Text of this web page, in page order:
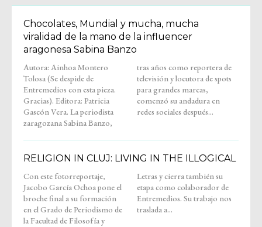
Chocolates, Mundial y mucha, mucha
viralidad de la mano de la influencer
aragonesa Sabina Banzo
Autora: Ainhoa Montero
Tolosa (Se despide de
Entremedios con esta pieza.
Gracias). Editora: Patricia
Gascón Vera. La periodista
zaragozana Sabina Banzo,
tras años como reportera de
televisión y locutora de spots
para grandes marcas,
comenzó su andadura en
redes sociales después...
RELIGION IN CLUJ: LIVING IN THE ILLOGICAL
Con este fotorreportaje,
Jacobo García Ochoa pone el
broche final a su formación
en el Grado de Periodismo de
la Facultad de Filosofía y
Letras y cierra también su
etapa como colaborador de
Entremedios. Su trabajo nos
traslada a...